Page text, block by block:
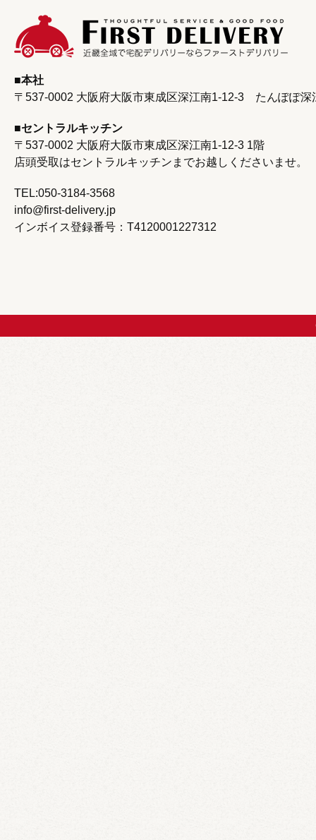
本社
〒537-0002 大阪府大阪市東成区深江南1-12-3 たんぽぽ
セントラルキッチン
〒537-0002 大阪府大阪市東成区深江南1‐12‐3 1階
店頭受取はセントラルキッチンまでお越しくださいませ。
TEL:050-3184-3568
info@first-delivery.jp
インボイス登録番号：T4120001227312